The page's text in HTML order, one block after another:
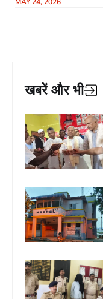
MAY 24, 2026
खबरें और भी